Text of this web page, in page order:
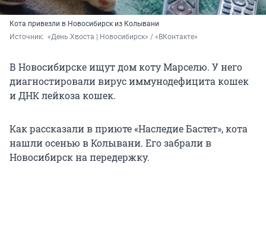
Кота привезли в Новосибирск из Колывани
Источник: «День Хвоста | Новосибирск» / «ВКонтакте»
В Новосибирске ищут дом коту Марселю. У него
диагностировали вирус иммунодефицита кошек
и ДНК лейкоза кошек.
Как рассказали в приюте «Наследие Бастет», кота
нашли осенью в Колывани. Его забрали в
Новосибирск на передержку.